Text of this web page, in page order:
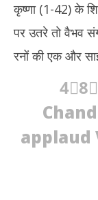
कृष्णा (1-42) के
पर उतरे तो वैभव
रनों की एक और
applaud